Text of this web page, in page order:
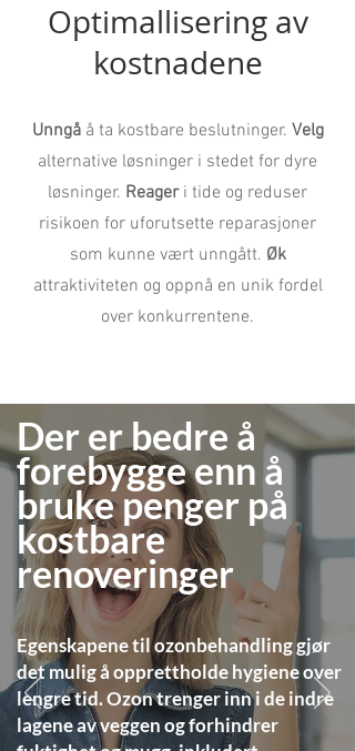
Optimallisering av
kostnadene
Unngåå ta kostbare beslutninger. Velg
alternative løsninger i stedet for dyre
løsninger. Reageri tide og reduser
risikoen for uforutsette reparasjoner
som kunne vært unngått. Øk
attraktiviteten og oppnå en unik fordel
over konkurrentene.
Der er bedre å
forebygge enn å
bruke penger på
kostbare
renoveringer
Egenskapene til ozonbehandling gjør
det mulig å opprettholde hygiene over
lengre tid. Ozon trenger inn i de indre
lagene av veggen og forhindrer